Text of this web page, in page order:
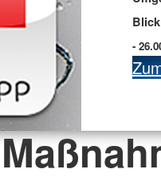
Blick
-